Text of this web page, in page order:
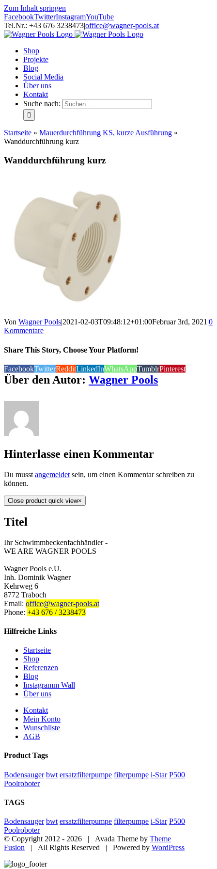
Zum Inhalt springen
FacebookTwitterInstagramYouTube
Tel.Nr.: +43 676 3238473|office@wagner-pools.at
Shop
Projekte
Blog
Social Media
Über uns
Kontakt
Suche nach:
Startseite » Mauerdurchführung KS, kurze Ausführung »
Wanddurchführung kurz
Wanddurchführung kurz
Von Wagner Pools|2021-02-03T09:48:12+01:00Februar 3rd, 2021|0
Kommentare
Share This Story, Choose Your Platform!
FacebookTwitterRedditLinkedInWhatsAppTumblrPinterest
Über den Autor: Wagner Pools
Hinterlasse einen Kommentar
Du musst angemeldet sein, um einen Kommentar schreiben zu
können.
Close product quick view×
Titel
Ihr Schwimmbeckenfachhändler -
WE ARE WAGNER POOLS
Wagner Pools e.U.
Inh. Dominik Wagner
Kehrweg 6
8772 Traboch
Email: office@wagner-pools.at
Phone: +43 676 / 3238473
Hilfreiche Links
Startseite
Shop
Referenzen
Blog
Instagramm Wall
Über uns
Kontakt
Mein Konto
Wunschliste
AGB
Product Tags
Bodensauger bwt ersatzfilterpumpe filterpumpe i-Star P500
Poolroboter
TAGS
Bodensauger bwt ersatzfilterpumpe filterpumpe i-Star P500
Poolroboter
© Copyright 2012 - 2026 | Avada Theme by Theme
Fusion | All Rights Reserved | Powered by WordPress